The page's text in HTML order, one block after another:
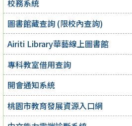
校務系統
圖書館藏查詢 (限校內查詢)
Airiti Library華藝線上圖書館
專科教室借用查詢
開會通知系統
桃園市教育發展資源入口網